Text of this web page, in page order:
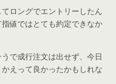
ロングでエントリーしたん
値ではとても約定できなか
で成行注文は出せず、今日
えって良かったかもしれな